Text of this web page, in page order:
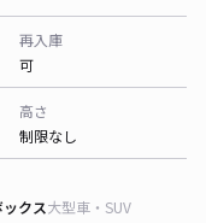
再入庫
可
高さ
制限なし
クス大型車・SUV